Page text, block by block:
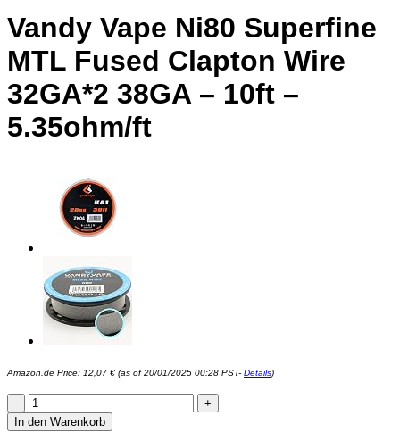
Vandy Vape Ni80 Superfine
MTL Fused Clapton Wire
32GA*2 38GA – 10ft –
5.35ohm/ft
Amazon.de Price: 12,07 € (as of 20/01/2025 00:28 PST- Details)
Vandy
Vape
Ni80
In den Warenkorb